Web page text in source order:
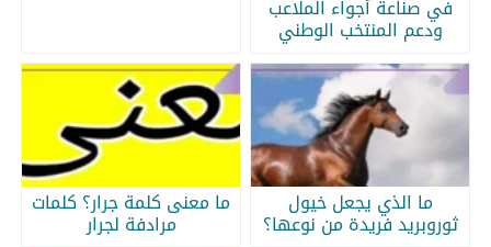
في صناعة أجواء الملاعب
ودعم المنتخب الوطني
ما الذي يجعل خيول
ثوروبريد فريدة من نوعها؟
ما معنى كلمة جرار؟ كلمات
مرادفة لجرار